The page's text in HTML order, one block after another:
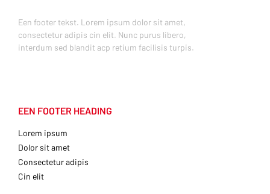
Een footer tekst. Lorem ipsum dolor sit amet,
consectetur adipis cin elit. Nunc purus libero,
interdum sed blandit acp retium facilisis turpis.
EEN FOOTER HEADING
Lorem ipsum
Dolor sit amet
Consectetur adipis
Cin elit